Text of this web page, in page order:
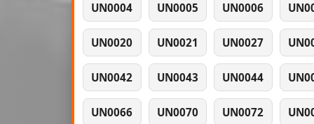
UN0004 UN0005 UN0006
UN0020 UN0021 UN0027
UN0042 UN0043 UN0044
UN0066 UN0070 UN0072